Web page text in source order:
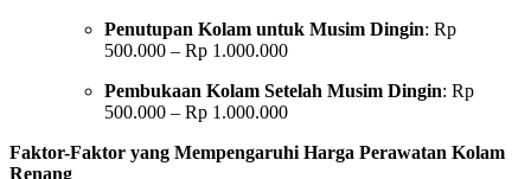
Penutupan Kolam untuk Musim Dingin: Rp
500.000 – Rp 1.000.000
Pembukaan Kolam Setelah Musim Dingin: Rp
500.000 – Rp 1.000.000
Faktor-Faktor yang Mempengaruhi Harga Perawatan Kolam
Renang